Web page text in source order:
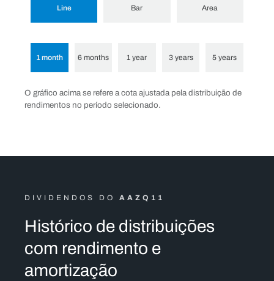
O gráfico acima se refere a cota ajustada pela distribuição de
rendimentos no período selecionado.
DIVIDENDOS DO AAZQ11
Histórico de distribuições
com rendimento e
amortização